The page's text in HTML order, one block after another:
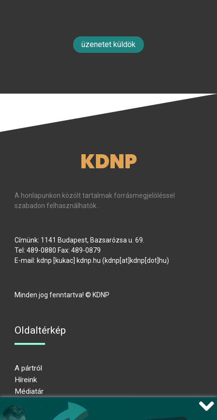
üzenetet küldök
KDNP
A honlapunkon közölt tartalmak forrásmegjelöléssel
szabadon felhasználhatók.
Címünk: 1141 Budapest, Bazsarózsa u. 69.
Tel: 489-0880 Fax: 489-0879
E-mail: kdnp [kukac] kdnp hu (kdnp[at]kdnp[dot]hu)
Minden jog fenntartva! © KDNP
Oldaltérkép
A pártról
Híreink
Médiatár
Adatkezelési nyilatkozat